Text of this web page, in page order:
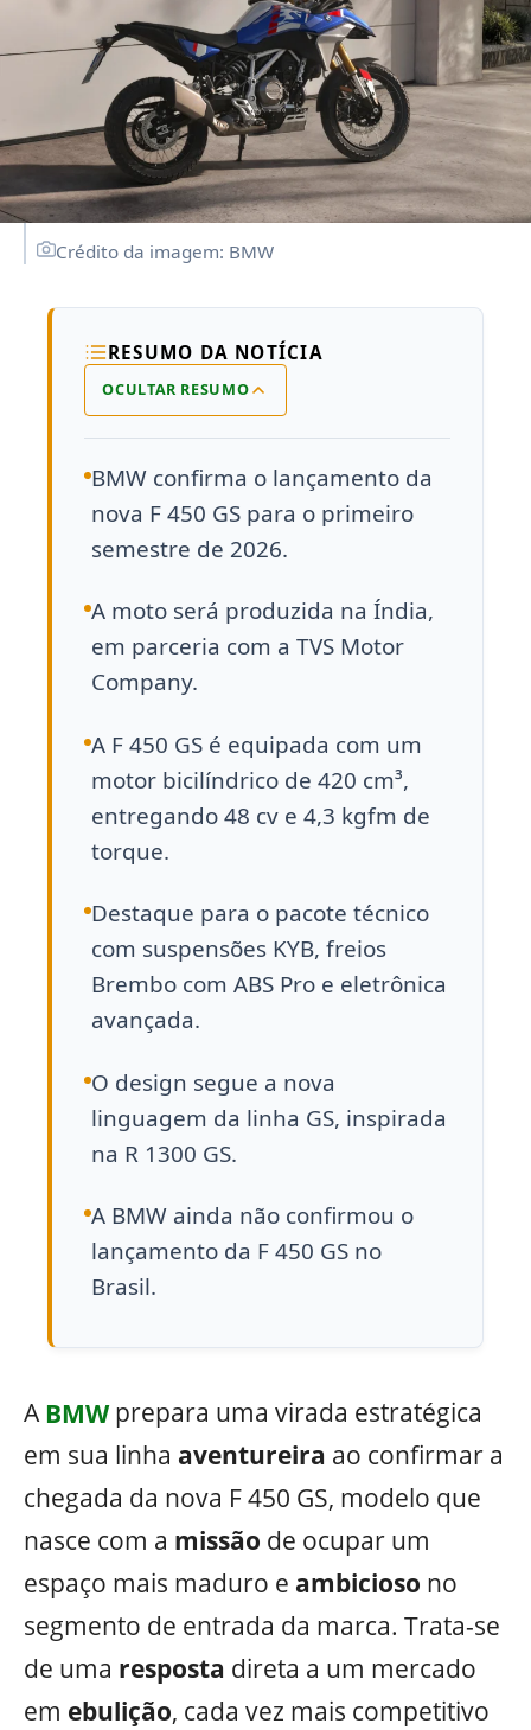
Crédito da imagem: BMW
RESUMO DA NOTÍCIA
OCULTAR RESUMO
BMW confirma o lançamento da
nova F 450 GS para o primeiro
semestre de 2026.
A moto será produzida na Índia,
em parceria com a TVS Motor
Company.
A F 450 GS é equipada com um
motor bicilíndrico de 420 cm³,
entregando 48 cv e 4,3 kgfm de
torque.
Destaque para o pacote técnico
com suspensões KYB, freios
Brembo com ABS Pro e eletrônica
avançada.
O design segue a nova
linguagem da linha GS, inspirada
na R 1300 GS.
A BMW ainda não confirmou o
lançamento da F 450 GS no
Brasil.
ABMW prepara uma virada estratégica
em sua linha aventureira ao confirmar a
chegada da nova F 450 GS, modelo que
nasce com a missão de ocupar um
espaço mais maduro e ambicioso no
segmento de entrada da marca. Trata-se
de uma resposta direta a um mercado
em ebulição, cada vez mais competitivo